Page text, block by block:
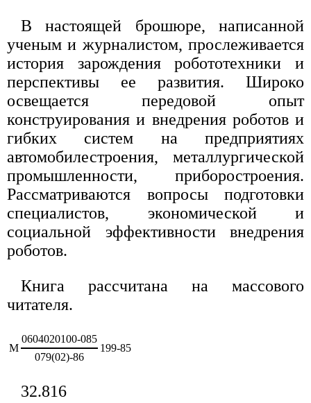
В настоящей брошюре, написанной
ученым и журналистом, прослеживается
история зарождения робототехники и
перспективы ее развития. Широко
освещается передовой опыт
конструирования и внедрения роботов и
гибких систем на предприятиях
автомобилестроения, металлургической
промышленности, приборостроения.
Рассматриваются вопросы подготовки
специалистов, экономической и
социальной эффективности внедрения
роботов.
Книга рассчитана на массового
читателя.
М
0604020100-085
199-85
079(02)-86
32.816